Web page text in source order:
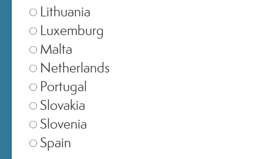
BODY CRIO SLIMMING
GOMMAGE&MUD
ACQUISTA ORA
Lithuania
Luxemburg
Malta
Netherlands
Portugal
Slovakia
Slovenia
Spain